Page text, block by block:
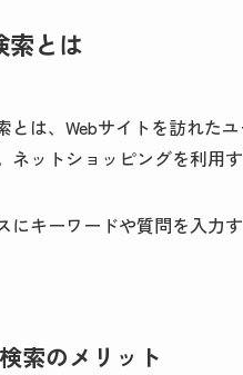
索とは
とは、Webサイトを訪れた
ネットショッピングを利用
にキーワードや質問を入力
索のメリット